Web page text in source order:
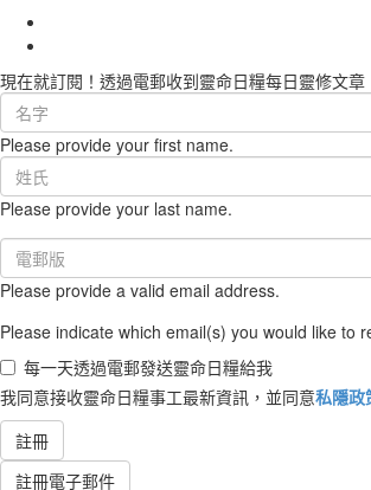
現在就訂閱！透過電郵收到靈命日糧每日靈修文章
First
Name
(required)
Please provide your first name.
Last
Name
(required)
Please provide your last name.
Email
(required)
Please provide a valid email address.
Please indicate which email(s) you would like to
每一天透過電郵發送靈命日糧給我
我同意接收靈命日糧事工最新資訊，並同意私隱政
註冊
註冊電子郵件